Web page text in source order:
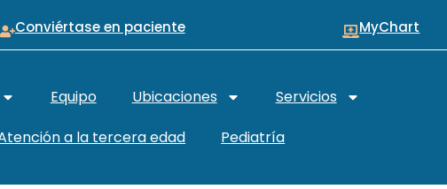
Conviértase en paciente MyChart
Equipo Ubicaciones
Servicios
a la tercera edad
Pediatría